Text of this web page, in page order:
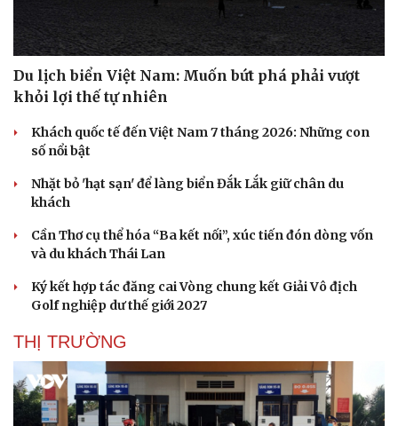
Du lịch biển Việt Nam: Muốn bứt phá phải vượt
khỏi lợi thế tự nhiên
Khách quốc tế đến Việt Nam 7 tháng 2026: Những con
số nổi bật
Nhặt bỏ 'hạt sạn' để làng biển Đắk Lắk giữ chân du
khách
Cần Thơ cụ thể hóa “Ba kết nối”, xúc tiến đón dòng vốn
và du khách Thái Lan
Ký kết hợp tác đăng cai Vòng chung kết Giải Vô địch
Golf nghiệp dư thế giới 2027
THỊ TRƯỜNG